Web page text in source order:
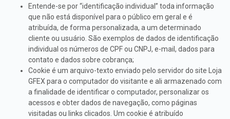
Entende-se por “identificação individual” toda informação
que não está disponível para o público em geral e é
atribuída, de forma personalizada, a um determinado
cliente ou usuário. São exemplos de dados de identificação
individual os números de CPF ou CNPJ, e-mail, dados para
contato e dados sobre cobrança;
Cookie é um arquivo-texto enviado pelo servidor do site Loja
GFEX para o computador do visitante e ali armazenado com
a finalidade de identificar o computador, personalizar os
acessos e obter dados de navegação, como páginas
visitadas ou links clicados. Um cookie é atribuído